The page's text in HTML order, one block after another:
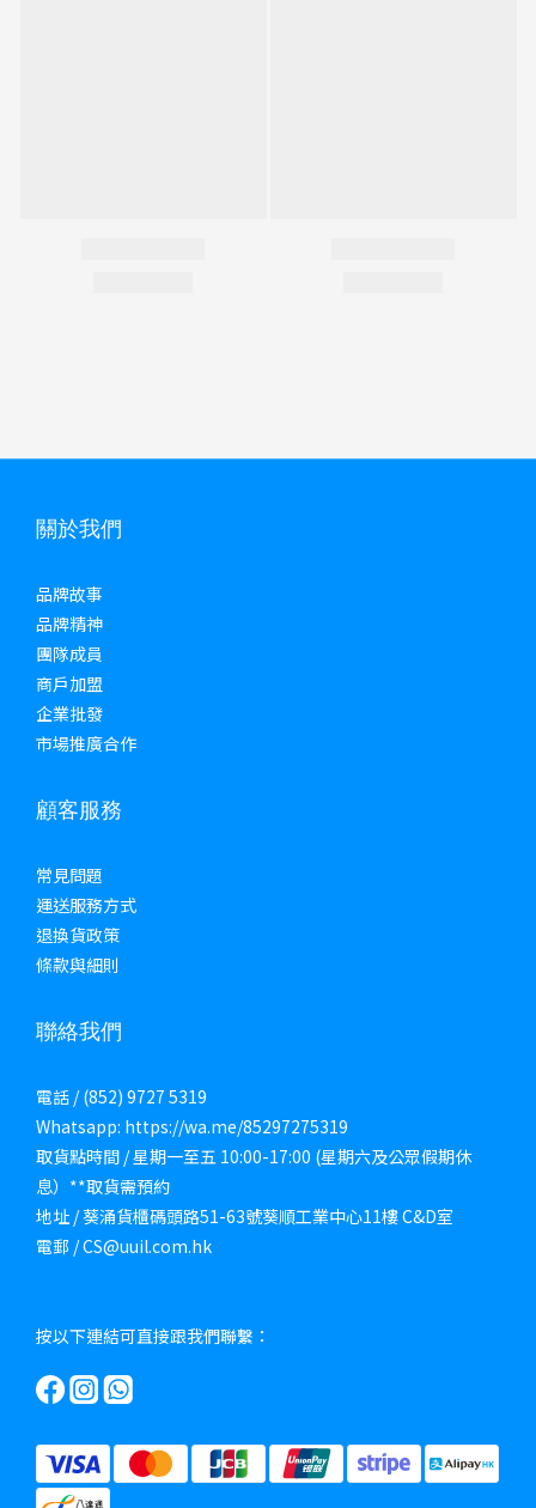
關於我們
品牌故事
品牌精神
團隊成員
商戶加盟
企業批發
市場推廣合作
顧客服務
常見問題
運送服務方式
退換貨政策
條款與細則
聯絡我們
電話 / (852) 9727 5319
Whatsapp: https://wa.me/85297275319
取貨點時間 / 星期一至五 10:00-17:00 (星期六及公眾假期休
息）**取貨需預約
地址 / 葵涌貨櫃碼頭路51-63號葵順工業中心11樓 C&D室
電郵 / CS@uuil.com.hk
按以下連結可直接跟我們聯繫：